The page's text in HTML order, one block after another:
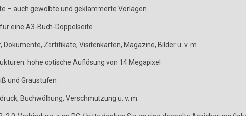
– auch gewölbte und geklammerte Vorlagen
eine A3-Buch-Doppelseite
Dokumente, Zertifikate, Visitenkarten, Magazine, Bilder u. v. m.
hohe optische Auflösung von 14 Megapixel
und Graustufen
Buchwölbung, Verschmutzung u. v. m.